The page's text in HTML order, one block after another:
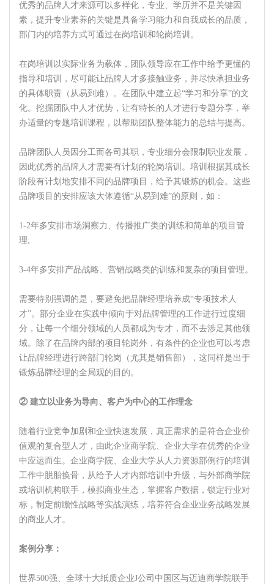
优秀的品牌人才来源可以多样化，专业、学历并不是关键因
素，提升专业素养的关键是具备学习能力和自我成长的品质，
部门内的培养方式可通过在岗培训和轮岗培训。
在岗培训以实际业务为载体，团队领导应在工作中给予更懂的
指导和培训，尽可能让品牌人才多接触业务，并尽快承担业务
的具体职责（从易到难）。在团队中建立起“学习和分享”的文
化。挖掘团队中人才优势，让有特长的人才进行专题分享，举
办适量的专题培训课程，以帮助团队整体能力的总结与提高。
品牌团队人员因分工而各司其职，专业细分会限制职业发展，
因此优秀的品牌人才需要有计划的轮岗培训。培训根据其成长
阶段有计划地安排不同的品牌项目，给予其锻炼的机会。这些
品牌项目的安排应该大体遵循“从易到难”的原则，如：
1-2年多安排市场洞察力、传播推广类的训练和简单的项目管
理;
3-4年多安排产品战略、营销战略类的训练和复杂的项目管理。
需要特别强调的是，要避免把品牌经理培养成“专项技术人
才”。部分企业在实践中倾向于对品牌管理的工作进行过度细
分，让每一个细分领域的人员都成为专才，而不去涉足其他领
域。除了在品牌内部的项目轮岗外，有条件的企业也可以考虑
让品牌经理进行跨部门轮岗（尤其是销售部），这同样是出于
锻炼品牌经理的全局观的目的。
② 建立以业务为导向、客户为中心的工作理念
随着行业竞争加剧和企业快速发展，真正需求的是符合企业价
值观的复合型人才，由此企业商学院、企业大学在优秀的企业
中应运而生。企业商学院、企业大学从人力资源部例行的培训
工作中脱胎换骨，从给予人才内部培训中升级，与外部商学院
或培训机构联手，模拟商业生态，掌握客户数据，锁定行业对
标，制定前瞻性战略等实战演练，培养符合企业业务战略发展
的商业人才。
案例分享：
世界500强、全球十大纸质企业J公司中国区与迈迪商学院联手